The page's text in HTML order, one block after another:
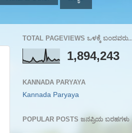
TOTAL PAGEVIEWS ಒಳಕ್ಕೆ ಬಂದವರು..
1,894,243
KANNADA PARYAYA
Kannada Paryaya
POPULAR POSTS ಜನಪ್ರಿಯ ಬರಹಗಳು